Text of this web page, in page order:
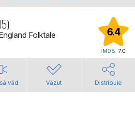
Folktale 6.4
IMDB: 7.0
văd Văzut Distribuie